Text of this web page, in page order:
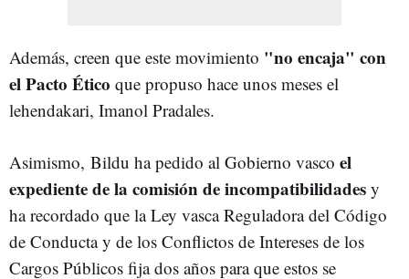
Además, creen que este movimiento "no encaja" con
el Pacto Ético que propuso hace unos meses el
lehendakari, Imanol Pradales.
Asimismo, Bildu ha pedido al Gobierno vasco el
expediente de la comisión de incompatibilidades y
ha recordado que la Ley vasca Reguladora del Código
de Conducta y de los Conflictos de Intereses de los
Cargos Públicos fija dos años para que estos se